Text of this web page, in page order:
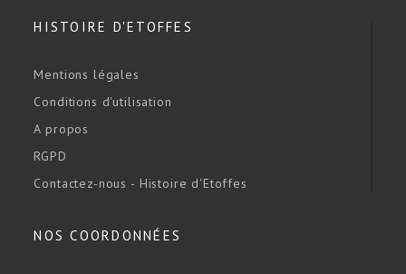
HISTOIRE D'ETOFFES
Mentions légales
Conditions d'utilisation
A propos
RGPD
Contactez-nous - Histoire d'Etoffes
NOS COORDONNÉES